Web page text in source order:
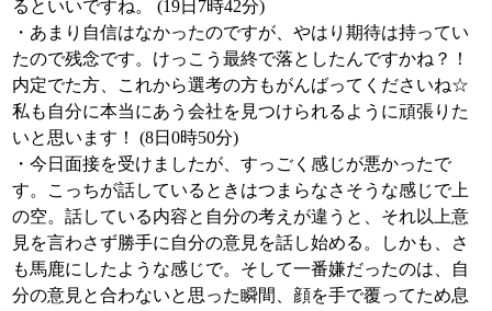
るといいですね。 (19日7時42分)
・あまり自信はなかったのですが、やはり期待は持ってい
たので残念です。けっこう最終で落としたんですかね？！
内定でた方、これから選考の方もがんばってくださいね☆
私も自分に本当にあう会社を見つけられるように頑張りた
いと思います！ (8日0時50分)
・今日面接を受けましたが、すっごく感じが悪かったで
す。こっちが話しているときはつまらなさそうな感じで上
の空。話している内容と自分の考えが違うと、それ以上意
見を言わさず勝手に自分の意見を話し始める。しかも、さ
も馬鹿にしたような感じで。そして一番嫌だったのは、自
分の意見と合わないと思った瞬間、顔を手で覆ってため息